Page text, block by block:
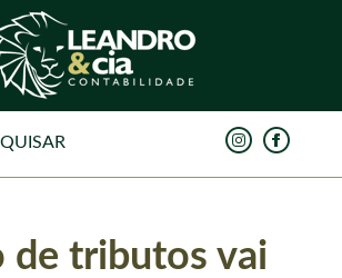
de tributos vai